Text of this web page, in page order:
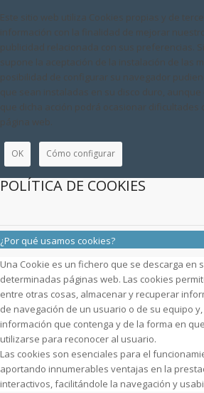
Este sitio web utiliza Cookies propias y de
información con la finalidad de mejorar
publicidad relacionada con sus preferencias.
supone la aceptación de la instalación de las
posibilidad de configurar su navegador
que sean instaladas en su disco duro, aunque
que dicha acción podrá ocasionar dificultades
página web.
OK Cómo configurar
POLÍTICA DE COOKIES
¿Por qué usamos cookies?
Una Cookie es un fichero que se descarga en
determinadas páginas web. Las cookies
entre otras cosas, almacenar y recuperar
de navegación de un usuario o de su equipo
información que contenga y de la forma en
utilizarse para reconocer al usuario.
Las cookies son esenciales para el
aportando innumerables ventajas en la
interactivos, facilitándole la navegación y